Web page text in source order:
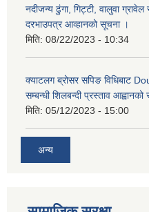
नदीजन्य ढुंगा, गिट्टी, वालुवा
दरभाउपत्र आव्हानको सूचना ।
मिति: 08/22/2023 - 10:34
क्याटलग ब्रोसर सपिङ विधिबाट
सम्बन्धी शिलबन्दी प्रस्ताव
मिति: 05/12/2023 - 15:00
अन्य